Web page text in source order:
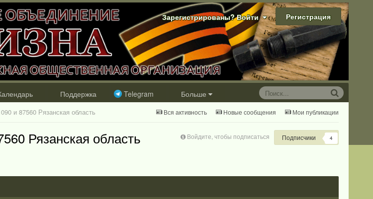
Зарегистрированы? Войти Регистрация
Поддержка Telegram Больше
Вся активность Новые сообщения Мои публикации
и 87560 Рязанская область
Войдите, чтобы подписаться Подписчики 4
Рязанская область